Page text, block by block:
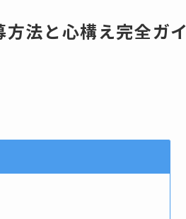
法と心構え完全ガイ